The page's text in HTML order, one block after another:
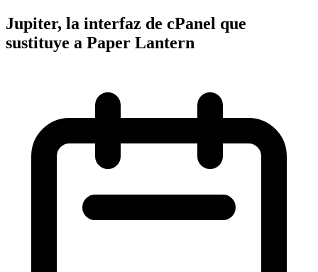
Jupiter, la interfaz de cPanel que
sustituye a Paper Lantern